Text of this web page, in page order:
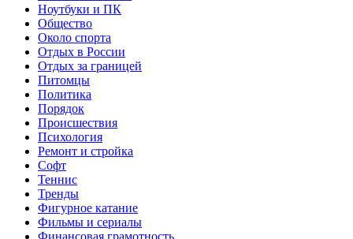
Ноутбуки и ПК
Общество
Около спорта
Отдых в России
Отдых за границей
Питомцы
Политика
Порядок
Происшествия
Психология
Ремонт и стройка
Софт
Теннис
Тренды
Фигурное катание
Фильмы и сериалы
Финансовая грамотность